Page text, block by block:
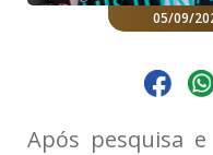
05/09/
Após pesquisa